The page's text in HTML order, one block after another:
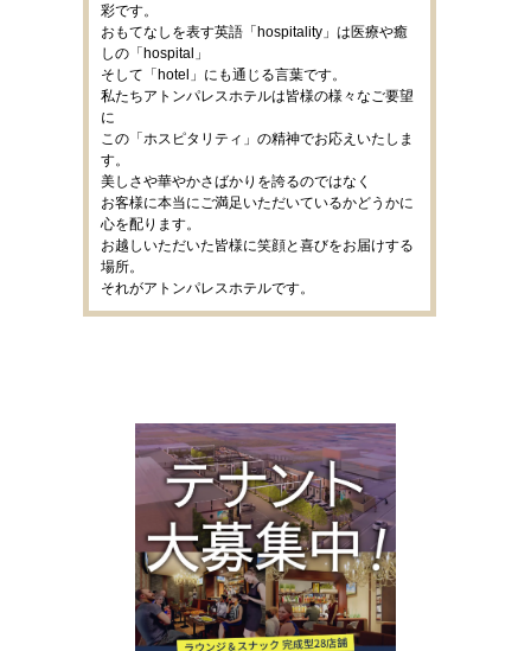
彩です。
おもてなしを表す英語「hospitality」は医療や癒
しの「hospital」
そして「hotel」にも通じる言葉です。
私たちアトンパレスホテルは皆様の様々なご要望
に
この「ホスピタリティ」の精神でお応えいたしま
す。
美しさや華やかさばかりを誇るのではなく
お客様に本当にご満足いただいているかどうかに
心を配ります。
お越しいただいた皆様に笑顔と喜びをお届けする
場所。
それがアトンパレスホテルです。